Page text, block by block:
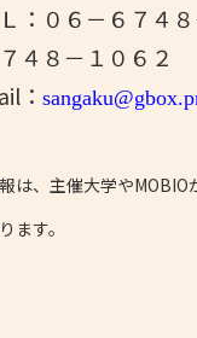
－６７４８
４８－１０６２
は、主催大学やMOBIO
ます。